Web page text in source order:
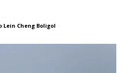
Lein Cheng Boligol -